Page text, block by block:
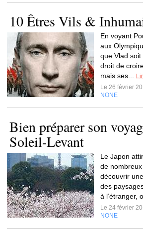
10 Êtres Vils &
En voyant
aux
que Vlad
droit de
mais ses...
Le 26 février
NONE
Bien préparer son
Soleil-Levant
Le Japon
de
découvrir
des
à l’étranger,
Le 24 février
NONE